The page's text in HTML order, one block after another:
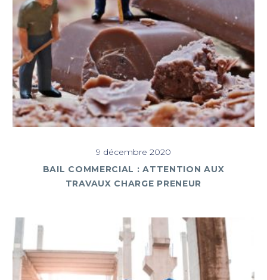
9 décembre 2020
BAIL COMMERCIAL : ATTENTION AUX
TRAVAUX CHARGE PRENEUR